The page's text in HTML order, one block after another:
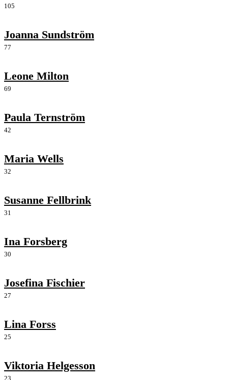
105
Joanna Sundström
77
Leone Milton
69
Paula Ternström
42
Maria Wells
32
Susanne Fellbrink
31
Ina Forsberg
30
Josefina Fischier
27
Lina Forss
25
Viktoria Helgesson
23